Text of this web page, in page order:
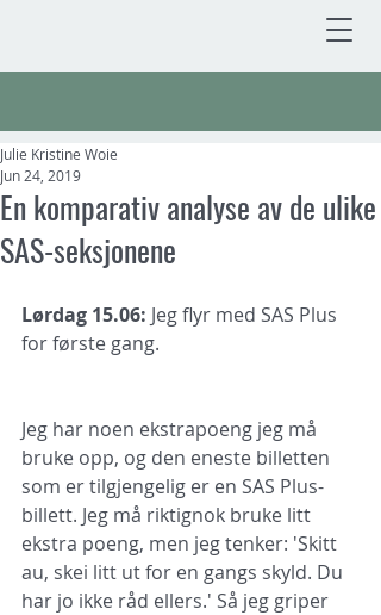
En komparativ analyse av de ulike
SAS-seksjonene
Julie Kristine Woie
Jun 24, 2019
Lørdag 15.06: Jeg flyr med SAS Plus
for første gang.
Jeg har noen ekstrapoeng jeg må
bruke opp, og den eneste billetten
som er tilgjengelig er en SAS Plus-
billett. Jeg må riktignok bruke litt
ekstra poeng, men jeg tenker: 'Skitt
au, skei litt ut for en gangs skyld. Du
har jo ikke råd ellers.' Så jeg griper